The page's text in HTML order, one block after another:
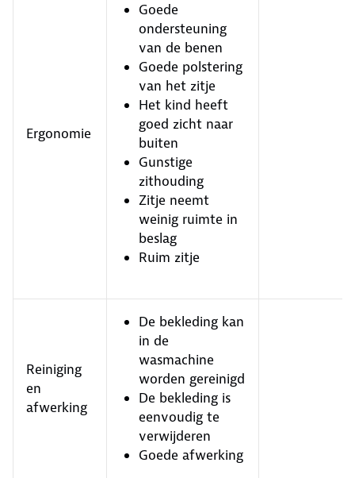
Ergonomie
Goede
ondersteuning
van de benen
Goede polstering
van het zitje
Het kind heeft
goed zicht naar
buiten
Gunstige
zithouding
Zitje neemt
weinig ruimte in
beslag
Ruim zitje
Reiniging
en
afwerking
De bekleding kan
in de
wasmachine
worden gereinigd
De bekleding is
eenvoudig te
verwijderen
Goede afwerking